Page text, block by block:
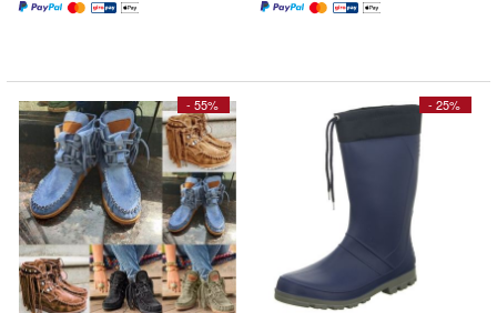
- 55% - 25%